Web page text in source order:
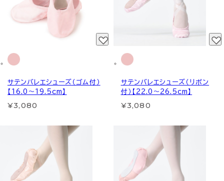
サテンバレエシューズ（ゴム付）
【16.0～19.5cm】
¥3,080
サテンバレエシューズ（リボン
付）【22.0～26.5cm】
¥3,080